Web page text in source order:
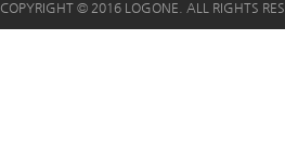
COPYRIGHT © 2016 LOGONE. ALL RIGHTS